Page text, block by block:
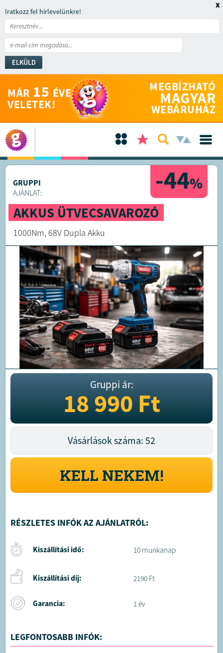
Iratkozz fel hírlevelünkre!
ELKÜLD
x
MÁR 15 ÉVE
VELETEK!
MEGBÍZHATÓ
MAGYAR
WEBÁRUHÁZ
-44%
GRUPPI
AJÁNLAT:
AKKUS ÜTVECSAVAROZÓ
1000Nm, 68V Dupla Akku
Gruppi ár:
18 990Ft
Vásárlások száma: 52
KELL NEKEM!
RÉSZLETES INFÓK AZ AJÁNLATRÓL:
Kiszállítási idő: 10 munkanap
Kiszállítási díj: 2190 Ft
Garancia: 1 év
LEGFONTOSABB INFÓK: